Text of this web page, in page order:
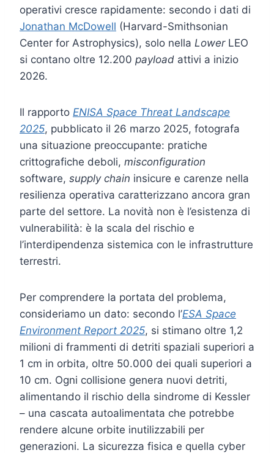
operativi cresce rapidamente: secondo i dati di
Jonathan McDowell (Harvard-Smithsonian
Center for Astrophysics), solo nella LowerLEO
si contano oltre 12.200 payload attivi a inizio
2026.
Il rapporto ENISA Space Threat Landscape
2025, pubblicato il 26 marzo 2025, fotografa
una situazione preoccupante: pratiche
crittografiche deboli, misconfiguration
software, supply chain insicure e carenze nella
resilienza operativa caratterizzano ancora gran
parte del settore. La novità non è l’esistenza di
vulnerabilità: è la scala del rischio e
l’interdipendenza sistemica con le infrastrutture
terrestri.
Per comprendere la portata del problema,
consideriamo un dato: secondo l’ESA Space
Environment Report 2025, si stimano oltre 1,2
milioni di frammenti di detriti spaziali superiori a
1 cm in orbita, oltre 50.000 dei quali superiori a
10 cm. Ogni collisione genera nuovi detriti,
alimentando il rischio della sindrome di Kessler
– una cascata autoalimentata che potrebbe
rendere alcune orbite inutilizzabili per
generazioni. La sicurezza fisica e quella cyber